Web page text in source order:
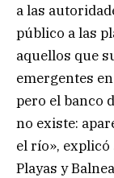
a las
público a las
aquellos que
emergentes
pero el banco
no existe:
el río»,
Playas y